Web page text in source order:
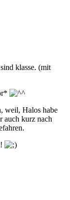
klasse. (mit
weil, Halos habe
auch kurz nach